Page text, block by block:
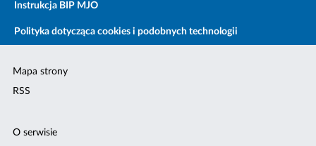
Instrukcja BIP MJO
Polityka dotycząca cookies i podobnych technologii
Mapa strony
RSS
O serwisie